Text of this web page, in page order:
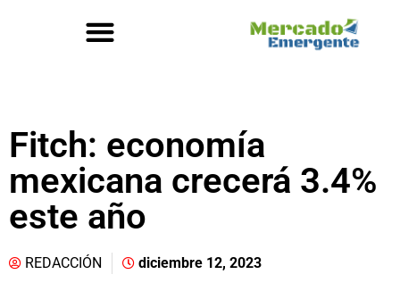
Fitch: economía
mexicana crecerá 3.4%
este año
REDACCIÓN diciembre 12, 2023